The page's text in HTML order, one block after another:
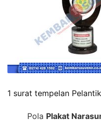
1 surat tempelan
Pola Plakat